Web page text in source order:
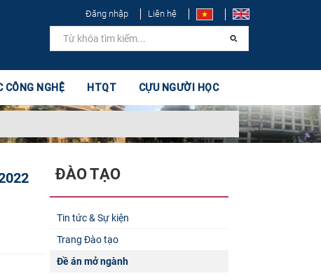
Đăng nhập Liên hệ
CÔNG NGHỆ HTQT CỰU NGƯỜI HỌC
ĐÀO TẠO
Tin tức & Sự kiện
Trang Đào tạo
Đề án mở ngành